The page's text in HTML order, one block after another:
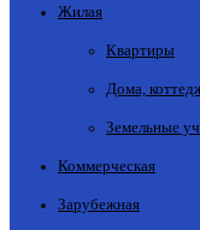
Жилая
Квартиры
Дома,
Земельные
Коммерческая
Зарубежная